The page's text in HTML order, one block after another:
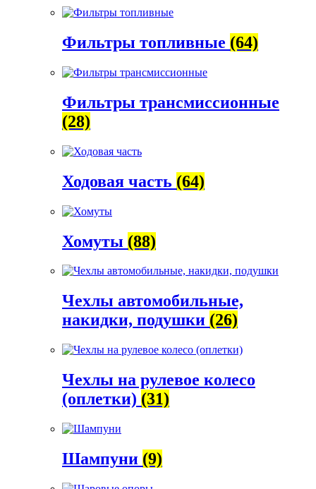
Фильтры топливные (64)
Фильтры трансмиссионные
(28)
Ходовая часть (64)
Хомуты (88)
Чехлы автомобильные,
накидки, подушки (26)
Чехлы на рулевое колесо
(оплетки) (31)
Шампуни (9)